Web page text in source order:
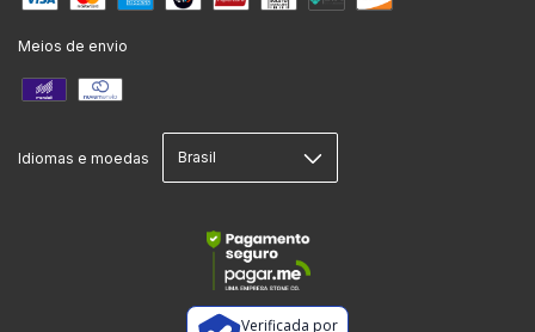
Meios de envio
Idiomas e moedas
Verificada por